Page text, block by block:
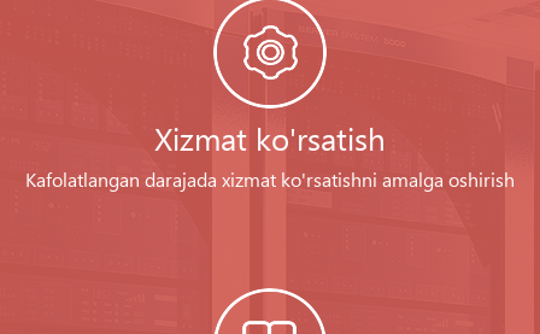
Xizmat ko'rsatish
Kafolatlangan darajada xizmat ko'rsatishni amalga oshirish